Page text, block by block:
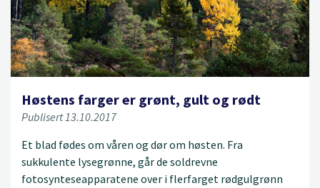
Høstens farger er grønt, gult og rødt
Publisert 13.10.2017
Et blad fødes om våren og dør om høsten. Fra
sukkulente lysegrønne, går de soldrevne
fotosynteseapparatene over i flerfarget rødgulgrønn